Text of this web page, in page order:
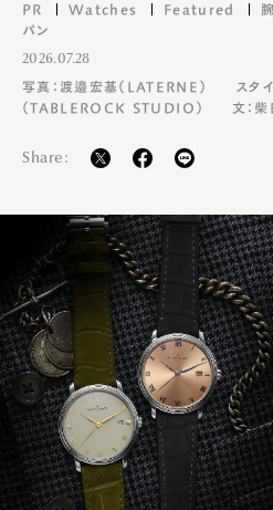
PR Watches Featured
パン
2026.07.28
写真：渡邉宏基（LATERNE）
スタ
（TABLEROCK STUDIO）
文：
Share: